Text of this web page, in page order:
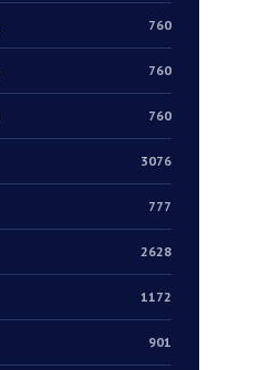
760
760
760
3076
777
2628
1172
901